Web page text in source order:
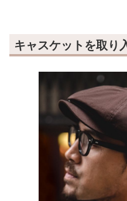
キャスケットを取り